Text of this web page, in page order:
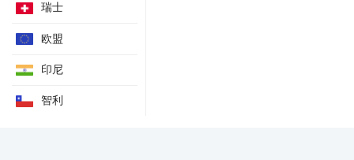
瑞士
欧盟
印尼
智利